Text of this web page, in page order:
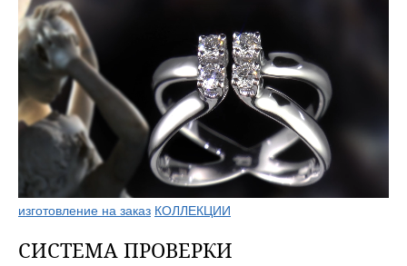
изготовление на заказ КОЛЛЕКЦИИ
СИСТЕМА ПРОВЕРКИ